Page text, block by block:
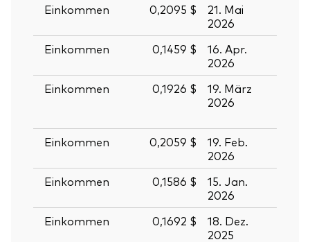
Einkommen
0,2095 $
21. Mai
2026
Einkommen
0,1459 $
16. Apr.
2026
Einkommen
0,1926 $
19. März
2026
Einkommen
0,2059 $
19. Feb.
2026
Einkommen
0,1586 $
15. Jan.
2026
Einkommen
0,1692 $
18. Dez.
2025